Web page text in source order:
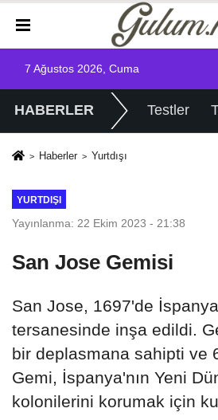
7 Ağustos 2026, Cuma
HABERLER Testler
Haberler Yurtdışı
YURTDIŞI
Yayınlanma: 22 Ekim 2023 - 21:38
San Jose Gemisi
San Jose, 1697'de
tersanesinde inşa edildi.
bir deplasmana sahipti ve
Gemi, İspanya'nın Yeni
kolonilerini korumak için